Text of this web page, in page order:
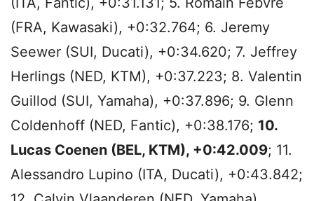
(FRA, Kawasaki), +0:32.764; 6. Jeremy
Seewer (SUI, Ducati), +0:34.620; 7. Jeffrey
Herlings (NED, KTM), +0:37.223; 8. Valentin
Guillod (SUI, Yamaha), +0:37.896; 9. Glenn
Coldenhoff (NED, Fantic), +0:38.176; 10.
Lucas Coenen (BEL, KTM), +0:42.009; 11.
Alessandro Lupino (ITA, Ducati), +0:43.842;